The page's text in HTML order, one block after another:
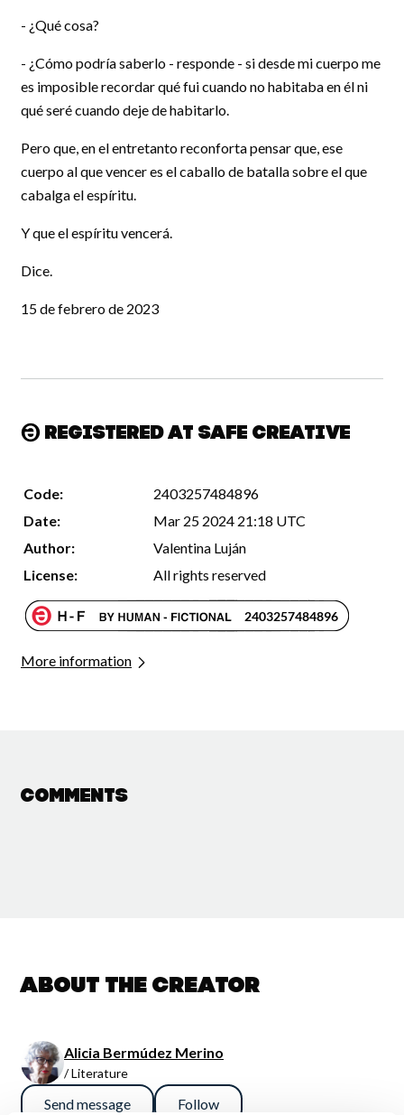
- ¿Qué cosa?
- ¿Cómo podría saberlo - responde - si desde mi cuerpo me
es imposible recordar qué fui cuando no habitaba en él ni
qué seré cuando deje de habitarlo.
Pero que, en el entretanto reconforta pensar que, ese
cuerpo al que vencer es el caballo de batalla sobre el que
cabalga el espíritu.
Y que el espíritu vencerá.
Dice.
15 de febrero de 2023
Registered at Safe Creative
Code:
2403257484896
Date:
Mar 25 2024 21:18 UTC
Author:
Valentina Luján
License:
All rights reserved
More information
Comments
About the creator
Alicia Bermúdez Merino
/ Literature
Send message Follow